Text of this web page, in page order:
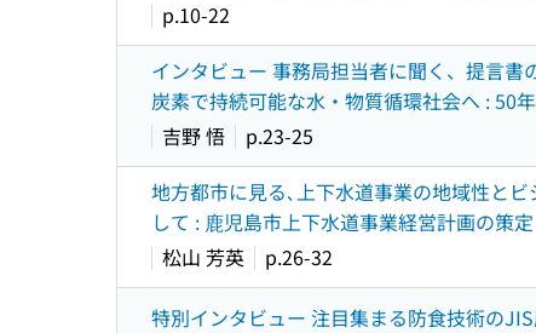
p.10-22
インタビュー 事務局担当者に聞く、提言
炭素で持続可能な水・物質循環社会へ : 50
吉野 悟
p.23-25
地方都市に見る､上下水道事業の地域性と
して : 鹿児島市上下水道事業経営計画の策定
松山 芳英
p.26-32
特別インタビュー 注目集まる防食技術の